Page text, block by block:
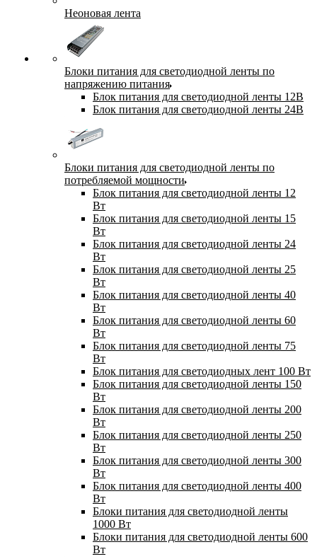
Неоновая лента
Блоки питания для светодиодной ленты по
напряжению питания
Блок питания для светодиодной ленты 12В
Блок питания для светодиодной ленты 24В
Блоки питания для светодиодной ленты по
потребляемой мощности
Блок питания для светодиодной ленты 12
Вт
Блок питания для светодиодной ленты 15
Вт
Блок питания для светодиодной ленты 24
Вт
Блок питания для светодиодной ленты 25
Вт
Блок питания для светодиодной ленты 40
Вт
Блок питания для светодиодной ленты 60
Вт
Блок питания для светодиодной ленты 75
Вт
Блок питания для светодиодных лент 100 Вт
Блок питания для светодиодной ленты 150
Вт
Блок питания для светодиодной ленты 200
Вт
Блок питания для светодиодной ленты 250
Вт
Блок питания для светодиодной ленты 300
Вт
Блок питания для светодиодной ленты 400
Вт
Блоки питания для светодиодной ленты
1000 Вт
Блоки питания для светодиодной ленты 600
Вт